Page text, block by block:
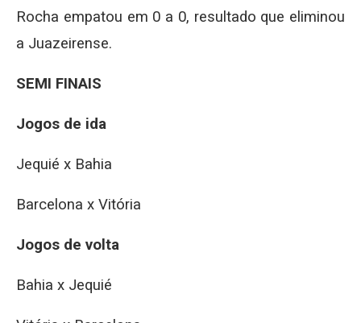
Rocha empatou em 0 a 0, resultado que eliminou
a Juazeirense.
SEMI FINAIS
Jogos de ida
Jequié x Bahia
Barcelona x Vitória
Jogos de volta
Bahia x Jequié